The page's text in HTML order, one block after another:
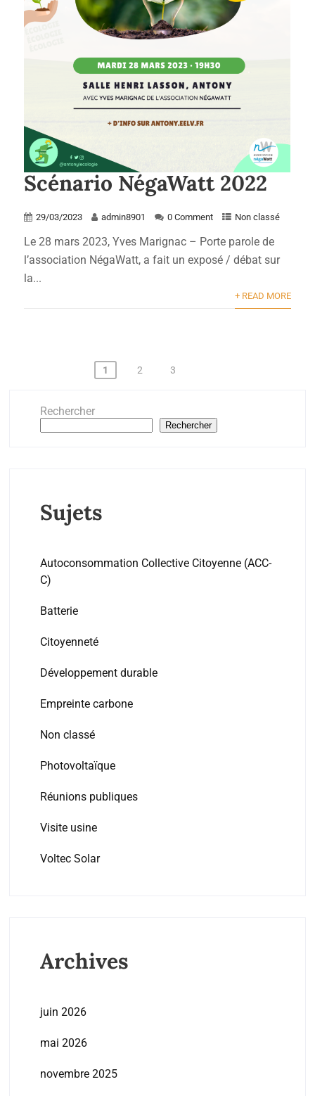
Scénario NégaWatt 2022
29/03/2023 admin8901 0 Comment Non classé
Le 28 mars 2023, Yves Marignac – Porte parole de
l’association NégaWatt, a fait un exposé / débat sur
la...
+ READ MORE
Pagination
publications
1 2 3
Rechercher
Rechercher
Sujets
Autoconsommation Collective Citoyenne (ACC-
C)
Batterie
Citoyenneté
Développement durable
Empreinte carbone
Non classé
Photovoltaïque
Réunions publiques
Visite usine
Voltec Solar
Archives
juin 2026
mai 2026
novembre 2025